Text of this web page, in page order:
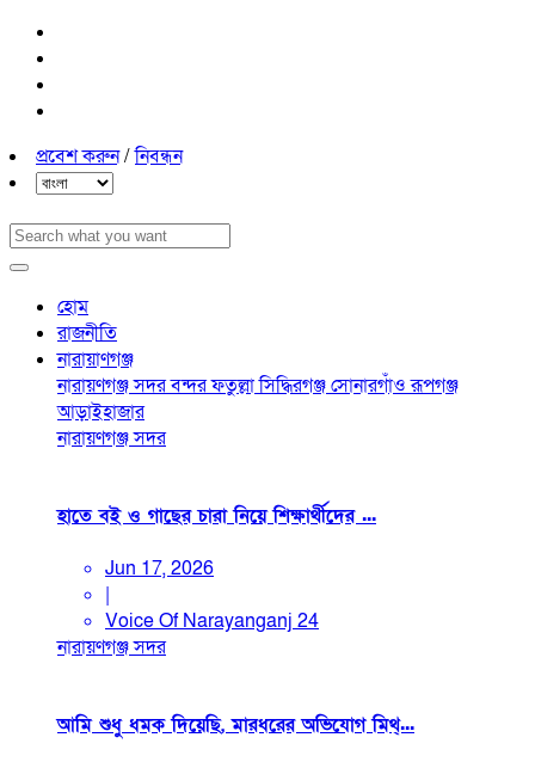
প্রবেশ করুন/নিবন্ধন
হোম
রাজনীতি
নারায়াণগঞ্জ
নারায়ণগঞ্জ সদরবন্দরফতুল্লাসিদ্ধিরগঞ্জসোনারগাঁওরূপগঞ্জ
আড়াইহাজার
নারায়ণগঞ্জ সদর
হাতে বই ও গাছের চারা নিয়ে শিক্ষার্থীদের ...
Jun 17, 2026
|
Voice Of Narayanganj 24
নারায়ণগঞ্জ সদর
আমি শুধু ধমক দিয়েছি, মারধরের অভিযোগ মিথ্...